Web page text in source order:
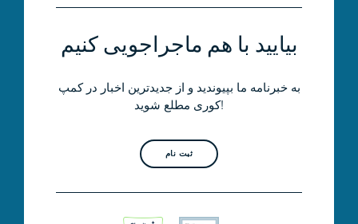
بیایید با هم ماجراجویی کنیم
به خبرنامه ما بپیوندید و از جدیدترین اخبار در کمپ
کوری مطلع شوید!
ثبت نام